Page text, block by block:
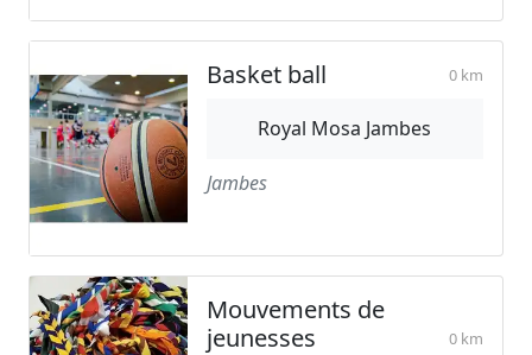
Basket ball 0 km
Royal Mosa Jambes
Jambes
Mouvements de
jeunesses
0 km